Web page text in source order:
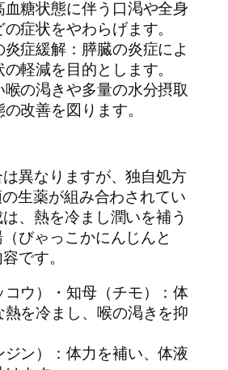
糖状態に伴う口渇や全身
症状をやわらげます。
症緩解：膵臓の炎症によ
軽減を目的とします。
喉の渇きや多量の水分摂取
改善を図ります。
異なりますが、独自処方
生薬が組み合わされてい
、熱を冷まし潤いを補う
（びゃっこかにんじんと
です。
ウ）・知母（チモ）：体
熱を冷まし、喉の渇きを抑
ジン）：体力を補い、体液